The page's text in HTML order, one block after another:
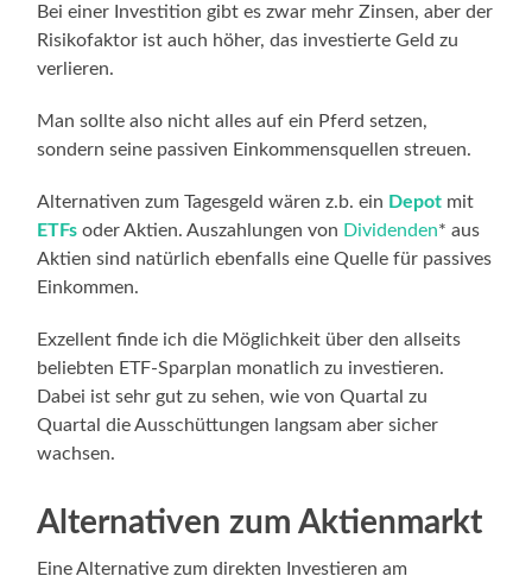
Bei einer Investition gibt es zwar mehr Zinsen, aber der
Risikofaktor ist auch höher, das investierte Geld zu
verlieren.
Man sollte also nicht alles auf ein Pferd setzen,
sondern seine passiven Einkommensquellen streuen.
Alternativen zum Tagesgeld wären z.b. ein Depot mit
ETFsoder Aktien. Auszahlungen von Dividenden* aus
Aktien sind natürlich ebenfalls eine Quelle für passives
Einkommen.
Exzellent finde ich die Möglichkeit über den allseits
beliebten ETF-Sparplan monatlich zu investieren.
Dabei ist sehr gut zu sehen, wie von Quartal zu
Quartal die Ausschüttungen langsam aber sicher
wachsen.
Alternativen zum Aktienmarkt
Eine Alternative zum direkten Investieren am